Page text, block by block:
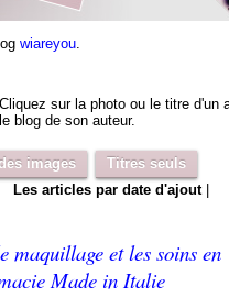
wiareyou
Cliquez sur la photo ou le titre d'un
le blog de son auteur.
images
Titres seuls
Les articles par date d'ajout|
maquillage et les soins en
Made in Italie